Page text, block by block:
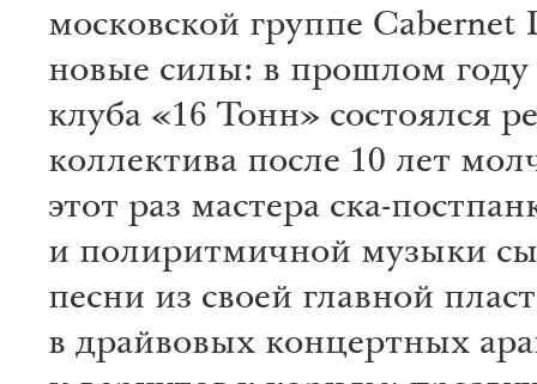
московской группе Cabernet
новые силы: в прошлом году
клуба «16 Тонн» состоялся
коллектива после 10 лет
этот раз мастера ска-
и полиритмичной музыки
песни из своей главной
в драйвовых концертных